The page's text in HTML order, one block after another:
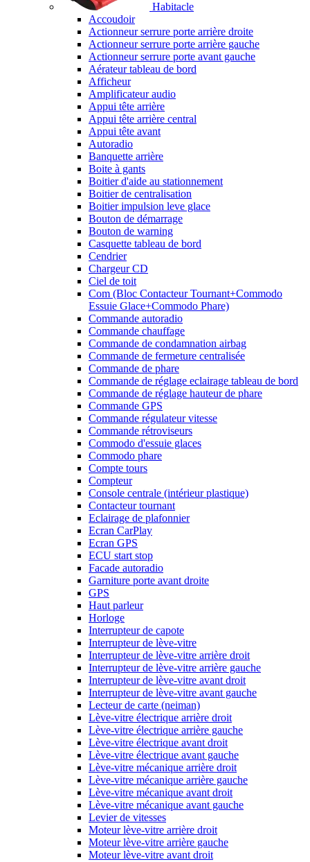
Habitacle
Accoudoir
Actionneur serrure porte arrière droite
Actionneur serrure porte arrière gauche
Actionneur serrure porte avant gauche
Aérateur tableau de bord
Afficheur
Amplificateur audio
Appui tête arrière
Appui tête arrière central
Appui tête avant
Autoradio
Banquette arrière
Boite à gants
Boitier d'aide au stationnement
Boitier de centralisation
Boitier impulsion leve glace
Bouton de démarrage
Bouton de warning
Casquette tableau de bord
Cendrier
Chargeur CD
Ciel de toit
Com (Bloc Contacteur Tournant+Commodo
Essuie Glace+Commodo Phare)
Commande autoradio
Commande chauffage
Commande de condamnation airbag
Commande de fermeture centralisée
Commande de phare
Commande de réglage eclairage tableau de bord
Commande de réglage hauteur de phare
Commande GPS
Commande régulateur vitesse
Commande rétroviseurs
Commodo d'essuie glaces
Commodo phare
Compte tours
Compteur
Console centrale (intérieur plastique)
Contacteur tournant
Eclairage de plafonnier
Ecran CarPlay
Ecran GPS
ECU start stop
Facade autoradio
Garniture porte avant droite
GPS
Haut parleur
Horloge
Interrupteur de capote
Interrupteur de lève-vitre
Interrupteur de lève-vitre arrière droit
Interrupteur de lève-vitre arrière gauche
Interrupteur de lève-vitre avant droit
Interrupteur de lève-vitre avant gauche
Lecteur de carte (neiman)
Lève-vitre électrique arrière droit
Lève-vitre électrique arrière gauche
Lève-vitre électrique avant droit
Lève-vitre électrique avant gauche
Lève-vitre mécanique arrière droit
Lève-vitre mécanique arrière gauche
Lève-vitre mécanique avant droit
Lève-vitre mécanique avant gauche
Levier de vitesses
Moteur lève-vitre arrière droit
Moteur lève-vitre arrière gauche
Moteur lève-vitre avant droit